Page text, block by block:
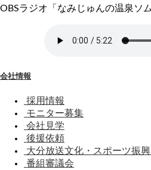
OBSラジオ「なみじゅんの温泉ソ
会社情報
採用情報
モニター募集
会社見学
後援依頼
大分放送文化・スポーツ振興
番組審議会